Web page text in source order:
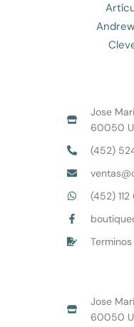
Jose
60050
(452)
(452)
Jose
60050